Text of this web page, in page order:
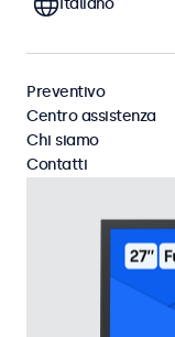
BNC (CVBS)
Italiano
Preventivo
Centro assistenza
Chi siamo
Contatti